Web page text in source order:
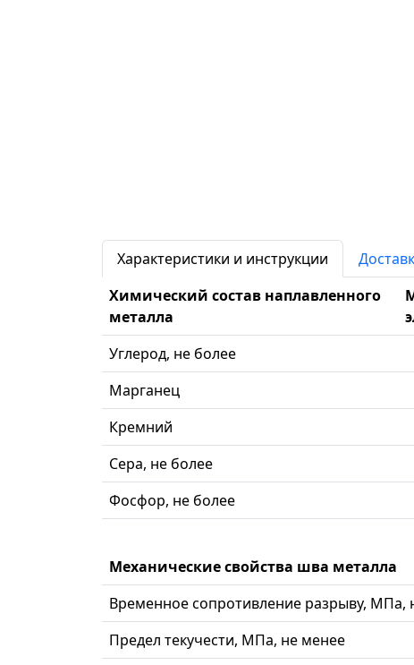
Характеристики и инструкции
Химический состав наплавленного
металла
Углерод, не более
Марганец
Кремний
Сера, не более
Фосфор, не более
Механические свойства шва металла
Временное сопротивление разрыву, МПа,
Предел текучести, МПа, не менее